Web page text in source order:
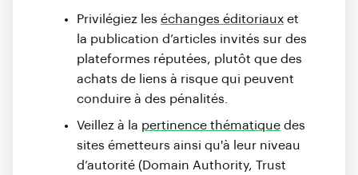
Privilégiez les échanges éditoriaux et
la publication d’articles invités sur des
plateformes réputées, plutôt que des
achats de liens à risque qui peuvent
conduire à des pénalités.
Veillez à la pertinence thématique des
sites émetteurs ainsi qu'à leur niveau
d’autorité (Domain Authority, Trust